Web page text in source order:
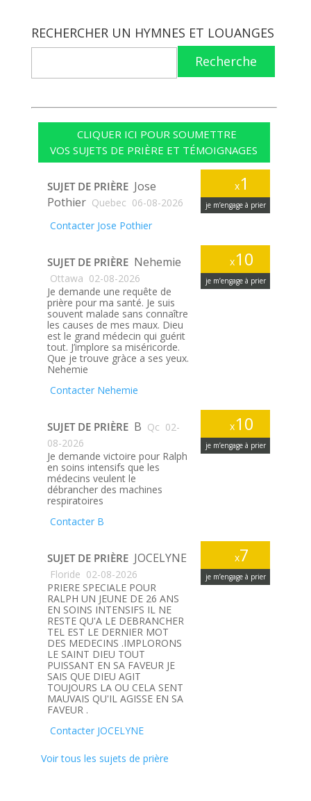
RECHERCHER UN HYMNES ET LOUANGES
Recherche
CLIQUER ICI POUR SOUMETTRE
VOS SUJETS DE PRIÈRE ET TÉMOIGNAGES
x1
je m’engage à prier
SUJET DE PRIÈRE Jose
Pothier Quebec 06-08-2026
Contacter Jose Pothier
x10
je m’engage à prier
SUJET DE PRIÈRE Nehemie
Ottawa 02-08-2026
Je demande une requête de
prière pour ma santé. Je suis
souvent malade sans connaître
les causes de mes maux. Dieu
est le grand médecin qui guérit
tout. J’implore sa miséricorde.
Que je trouve gràce a ses yeux.
Nehemie
Contacter Nehemie
x10
je m’engage à prier
SUJET DE PRIÈRE B Qc 02-
08-2026
Je demande victoire pour Ralph
en soins intensifs que les
médecins veulent le
débrancher des machines
respiratoires
Contacter B
x7
je m’engage à prier
SUJET DE PRIÈRE JOCELYNE
Floride 02-08-2026
PRIERE SPECIALE POUR
RALPH UN JEUNE DE 26 ANS
EN SOINS INTENSIFS IL NE
RESTE QU'A LE DEBRANCHER
TEL EST LE DERNIER MOT
DES MEDECINS .IMPLORONS
LE SAINT DIEU TOUT
PUISSANT EN SA FAVEUR JE
SAIS QUE DIEU AGIT
TOUJOURS LA OU CELA SENT
MAUVAIS QU'IL AGISSE EN SA
FAVEUR .
Contacter JOCELYNE
Voir tous les sujets de prière